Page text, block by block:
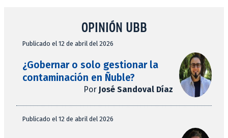
OPINIÓN UBB
Publicado el 12 de abril del 2026
¿Gobernar o solo gestionar la
contaminación en Ñuble?
Por José Sandoval Díaz
Publicado el 12 de abril del 2026